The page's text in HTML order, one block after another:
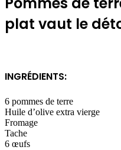
plat vaut le
INGRÉDIENTS:
6 pommes de terre
Huile d’olive extra vierge
Fromage
Tache
6 œufs